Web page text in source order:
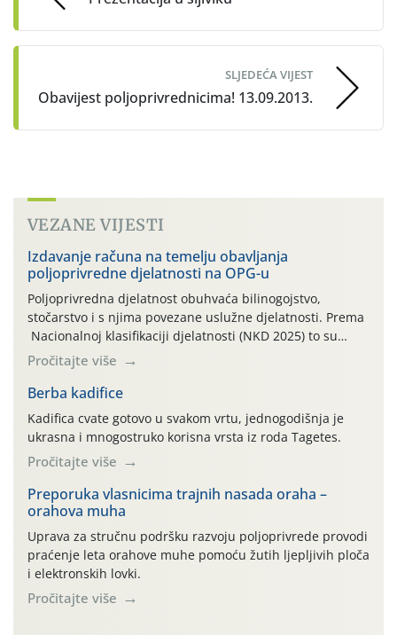
SLJEDEĆA VIJEST
Obavijest poljoprivrednicima! 13.09.2013.
VEZANE VIJESTI
Izdavanje računa na temelju obavljanja
poljoprivredne djelatnosti na OPG-u
Poljoprivredna djelatnost obuhvaća bilinogojstvo,
stočarstvo i s njima povezane uslužne djelatnosti. Prema
Nacionalnoj klasifikaciji djelatnosti (NKD 2025) to su
skupne 01.1, 01.2, 01.3, 01.4, 01.5 i 01.6. Djelatnost
prerade poljoprivrednih proizvoda je svako djelovanje na
poljoprivredni proizvod čiji je rezultat proizvod koji
također može biti poljoprivredni proizvod poput npr.
maslinovog ulja, bučinog ulja, vino od […]
Pročitajte više
Berba kadifice
Kadifica cvate gotovo u svakom vrtu, jednogodišnja je
ukrasna i mnogostruko korisna vrsta iz roda Tagetes.
Pročitajte više
Preporuka vlasnicima trajnih nasada oraha –
orahova muha
Uprava za stručnu podršku razvoju poljoprivrede provodi
praćenje leta orahove muhe pomoću žutih ljepljivih ploča
i elektronskih lovki.
Pročitajte više